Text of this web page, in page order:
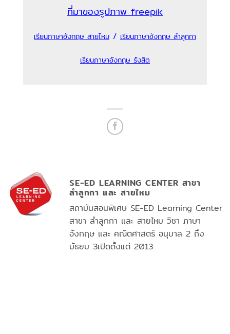
ที่มาของรูปภาพ freepik
เรียนภาษาอังกฤษ สายไหม / เรียนภาษาอังกฤษ ลำลูกกา
เรียนภาษาอังกฤษ รังสิต
SE-ED LEARNING CENTER สาขา
ลำลูกกา และ สายไหม
สถาบันสอนพิเศษ SE-ED Learning Center
สาขา ลำลูกกา และ สายไหม วิชา ภาษา
อังกฤษ และ คณิตศาสตร์ อนุบาล 2 ถึง
มัธยม 3เปิดตั้งแต่ 2013